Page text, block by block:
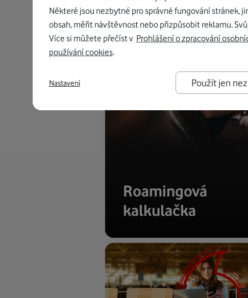
Roamingová
kalkulačka
Některé jsou nezbytné pro správné fungování stránek,
obsah, měřit návštěvnost nebo přizpůsobit reklamu.
Více si můžete přečíst v Prohlášení o zpracování
používání cookies.
Použít jen
Nastavení